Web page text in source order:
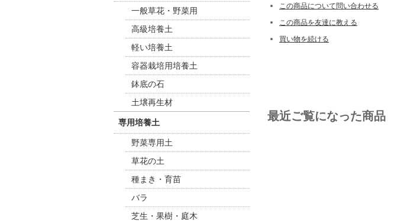
この商品について問い合わせる
この商品を友達に教える
買い物を続ける
最近ご覧になった商品
一般草花・野菜用
高級培養土
軽い培養土
容器栽培用培養土
鉢底の石
土壌再生材
専用培養土
野菜専用土
草花の土
種まき・育苗
バラ
芝生・果樹・庭木